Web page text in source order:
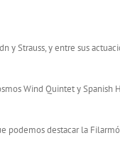
Strauss, y entre sus
Wind Quintet y
destacar la